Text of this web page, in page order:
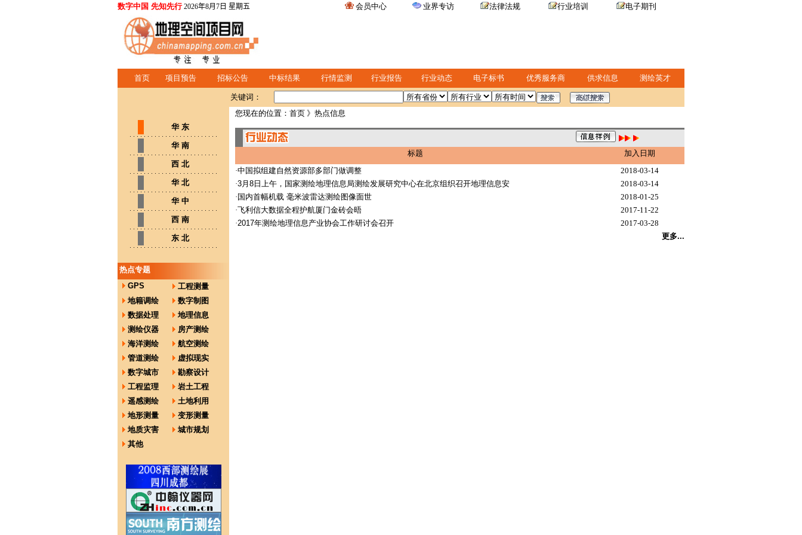
数字中国 先知先行 2026年8月7日 星期五 会员中心 业界专访 法律法规 行业培训 电子期刊
首页 项目预告 招标公告 中标结果 行情监测 行业报告 行业动态 电子标书 优秀服务商 供求信息 测绘英才
关键词：
华 东
华 南
西 北
华 北
华 中
西 南
东 北
热点专题
GPS
工程测量
地籍调绘
数字制图
数据处理
地理信息
测绘仪器
房产测绘
海洋测绘
航空测绘
管道测绘
虚拟现实
数字城市
勘察设计
工程监理
岩土工程
遥感测绘
土地利用
地形测量
变形测量
地质灾害
城市规划
其他
您现在的位置： 首页 》热点信息
标题
加入日期
·中国拟组建自然资源部多部门做调整
2018-03-14
·3月8日上午，国家测绘地理信息局测绘发展研究中心在北京组织召开地理信息安
2018-03-14
· 国内首幅机载 毫米波雷达测绘图像面世
2018-01-25
·飞利信大数据全程护航厦门金砖会晤
2017-11-22
·2017年测绘地理信息产业协会工作研讨会召开
2017-03-28
更多...